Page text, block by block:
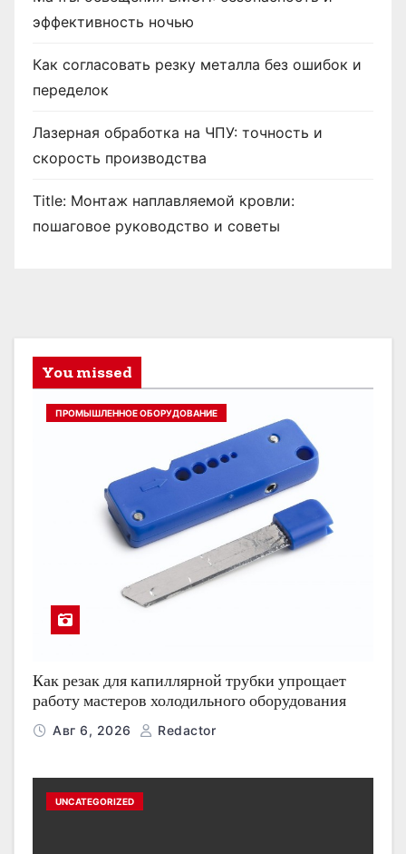
эффективность ночью
Как согласовать резку металла без ошибок и
переделок
Лазерная обработка на ЧПУ: точность и
скорость производства
Title: Монтаж наплавляемой кровли:
пошаговое руководство и советы
You missed
ПРОМЫШЛЕННОЕ ОБОРУДОВАНИЕ
Как резак для капиллярной трубки упрощает
работу мастеров холодильного оборудования
Авг 6, 2026 Redactor
UNCATEGORIZED